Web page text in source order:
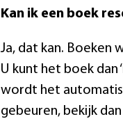
Kan ik een boek
Ja, dat kan. Boeken
U kunt het boek dan
wordt het
gebeuren, bekijk